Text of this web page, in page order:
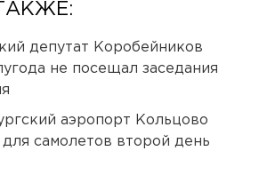
депутат Коробейников
не посещал заседания
аэропорт Кольцово
самолетов второй день